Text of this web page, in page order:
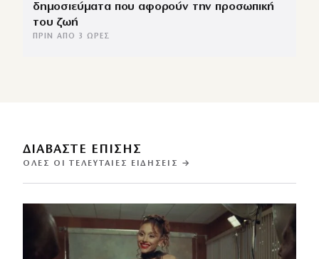
δημοσιεύματα που αφορούν την προσωπική
του ζωή
ΠΡΙΝ ΑΠΌ 3 ΏΡΕΣ
ΔΙΑΒΑΣΤΕ ΕΠΙΣΗΣ
ΌΛΕΣ ΟΙ ΤΕΛΕΥΤΑΊΕΣ ΕΙΔΉΣΕΙΣ →